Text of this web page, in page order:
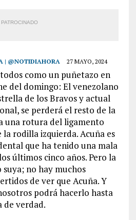
| @NOTIDIAHORA 27 MAYO, 2024
como un puñetazo en
del domingo: El venezolano
de los Bravos y actual
se perderá el resto de la
una rotura del ligamento
rodilla izquierda. Acuña es
que ha tenido una mala
últimos cinco años. Pero la
suya; no hay muchos
de ver que Acuña. Y
podrá hacerlo hasta
de verdad.